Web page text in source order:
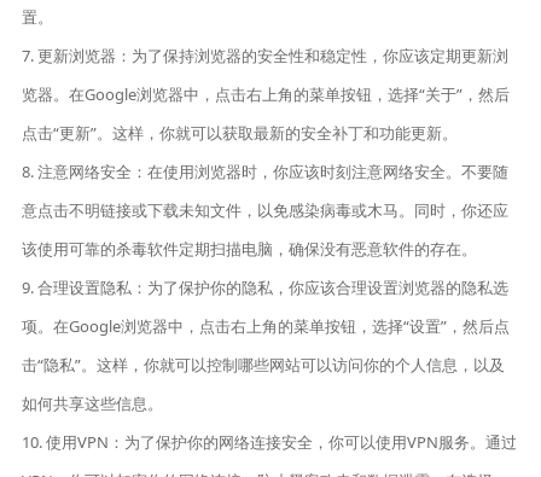
置。
7. 更新浏览器：为了保持浏览器的安全性和稳定性，你应该定期更新浏
览器。在Google浏览器中，点击右上角的菜单按钮，选择“关于”，然后
点击“更新”。这样，你就可以获取最新的安全补丁和功能更新。
8. 注意网络安全：在使用浏览器时，你应该时刻注意网络安全。不要随
意点击不明链接或下载未知文件，以免感染病毒或木马。同时，你还应
该使用可靠的杀毒软件定期扫描电脑，确保没有恶意软件的存在。
9. 合理设置隐私：为了保护你的隐私，你应该合理设置浏览器的隐私选
项。在Google浏览器中，点击右上角的菜单按钮，选择“设置”，然后点
击“隐私”。这样，你就可以控制哪些网站可以访问你的个人信息，以及
如何共享这些信息。
10. 使用VPN：为了保护你的网络连接安全，你可以使用VPN服务。通过